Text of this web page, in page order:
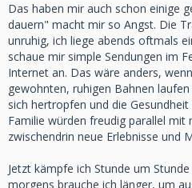
Das haben mir auch schon einige
dauern" macht mir so Angst. Die
unruhig, ich liege abends oftmals
schaue mir simple Sendungen im
Internet an. Das wäre anders,
gewohnten, ruhigen Bahnen
sich hertropfen und die
Familie würden freudig parallel mit
zwischendrin neue Erlebnisse und
Jetzt kämpfe ich Stunde um
morgens brauche ich länger, um